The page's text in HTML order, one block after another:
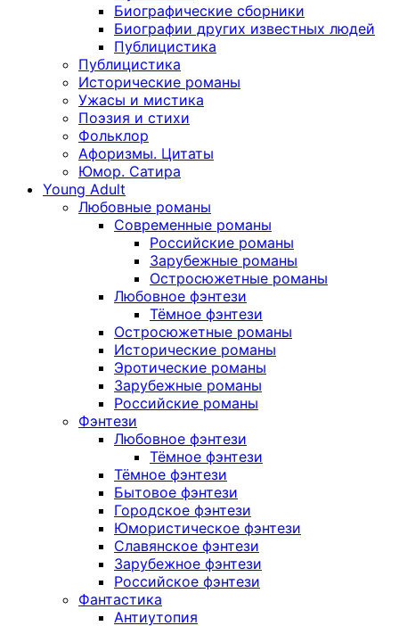
Биографические сборники
Биографии других известных людей
Публицистика
Публицистика
Исторические романы
Ужасы и мистика
Поэзия и стихи
Фольклор
Афоризмы. Цитаты
Юмор. Сатира
Young Adult
Любовные романы
Современные романы
Российские романы
Зарубежные романы
Остросюжетные романы
Любовное фэнтези
Тёмное фэнтези
Остросюжетные романы
Исторические романы
Эротические романы
Зарубежные романы
Российские романы
Фэнтези
Любовное фэнтези
Тёмное фэнтези
Тёмное фэнтези
Бытовое фэнтези
Городское фэнтези
Юмористическое фэнтези
Славянское фэнтези
Зарубежное фэнтези
Российское фэнтези
Фантастика
Антиутопия